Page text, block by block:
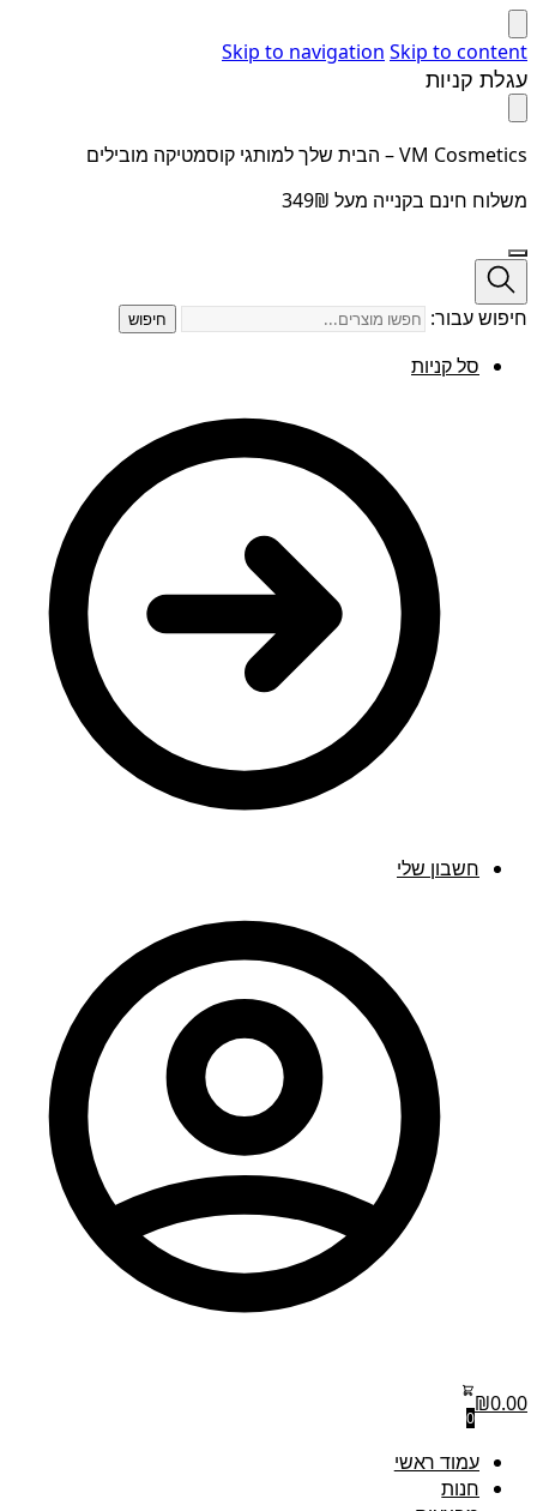
Skip to navigation Skip to content
עגלת קניות
VM Cosmetics – הבית שלך למותגי קוסמטיקה מובילים
משלוח חינם בקנייה מעל 349₪
חיפוש עבור: חיפוש
סל קניות
חשבון שלי
₪0.00
0
עמוד ראשי
חנות